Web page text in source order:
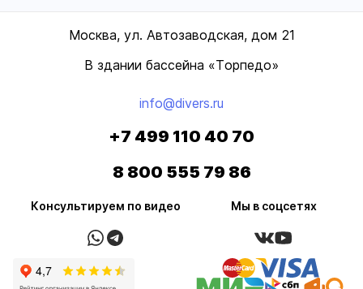
Москва, ул. Автозаводская, дом 21
В здании бассейна «Торпедо»
info@divers.ru
Консультируем по видео Мы в соцсетях
+7 499 110 40 70
8 800 555 79 86